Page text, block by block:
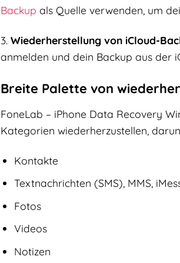
Backup als Quelle verwenden, um
3. Wiederherstellung von iCloud-
anmelden und dein Backup aus der
Breite Palette von
FoneLab – iPhone Data Recovery
Kategorien wiederherzustellen,
Kontakte
Textnachrichten (SMS), MMS,
Fotos
Videos
Notizen